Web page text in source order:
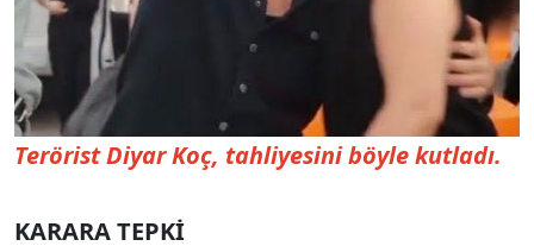
Terörist Diyar Koç, tahliyesini böyle kutladı.
KARARA TEPKİ